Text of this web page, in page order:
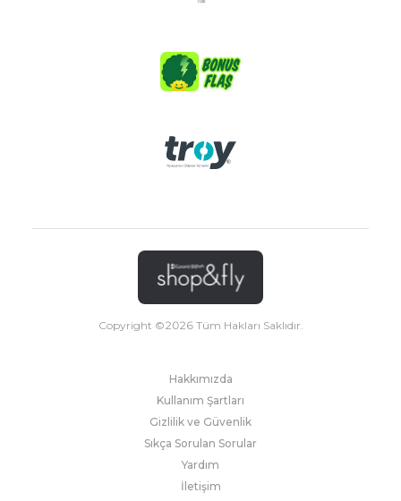
Copyright ©2026Tüm Hakları Saklıdır.
Hakkımızda
Kullanım Şartları
Gizlilik ve Güvenlik
Sıkça Sorulan Sorular
Yardım
İletişim